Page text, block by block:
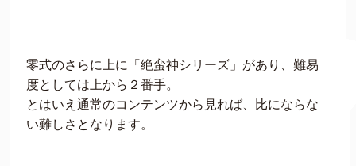
零式のさらに上に「絶蛮神シリーズ」があり、難易
度としては上から２番手。
とはいえ通常のコンテンツから見れば、比にならな
い難しさとなります。